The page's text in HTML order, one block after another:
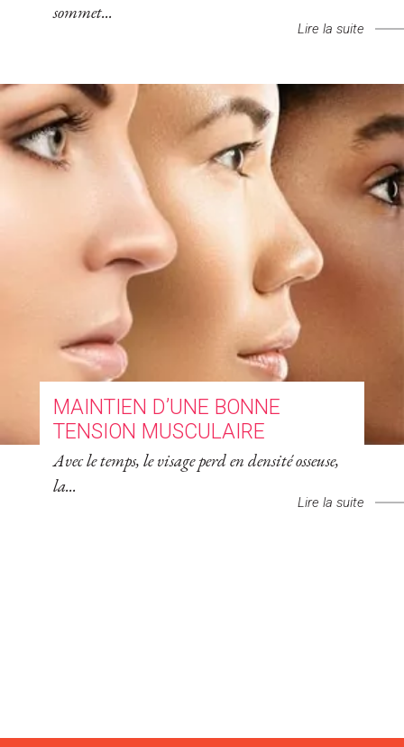
sommet...
Lire la suite
MAINTIEN D’UNE BONNE
TENSION MUSCULAIRE
Avec le temps, le visage perd en densité osseuse,
la...
Lire la suite